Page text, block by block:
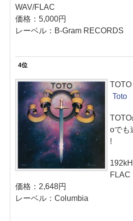
WAV/FLAC
価格：5,000円
レーベル：B-Gram RECORDS
4位
TOTO
Toto
oでも
!
FLAC
価格：2,648円
レーベル：Columbia